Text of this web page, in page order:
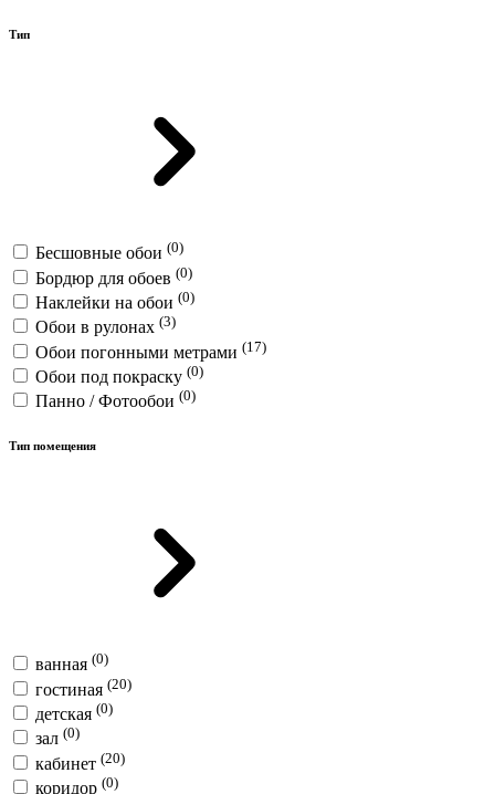
Тип
Бесшовные обои (0)
Бордюр для обоев (0)
Наклейки на обои (0)
Обои в рулонах (3)
Обои погонными метрами (17)
Обои под покраску (0)
Панно / Фотообои (0)
Тип помещения
ванная (0)
гостиная (20)
детская (0)
зал (0)
кабинет (20)
коридор (0)